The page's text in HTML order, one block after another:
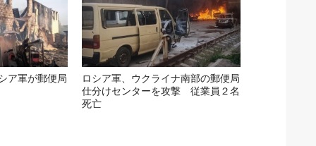
ア軍が郵便局
ロシア軍、ウクライナ南部の郵便局
仕分けセンターを攻撃 従業員２名
死亡